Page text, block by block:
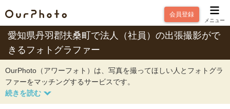
会員登録
メニュー
愛知県丹羽郡扶桑町で法人（社員）の出張撮影がで
きるフォトグラファー
OurPhoto（アワーフォト）は、写真を撮ってほしい人とフォトグラ
ファーをマッチングするサービスです。